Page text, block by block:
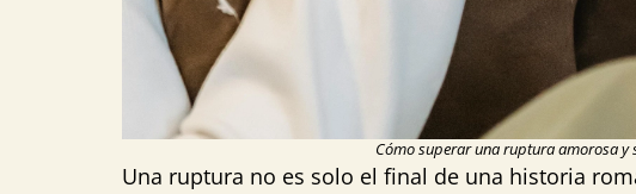
Cómo superar una ruptura amorosa y
Una ruptura no es solo el final de una historia